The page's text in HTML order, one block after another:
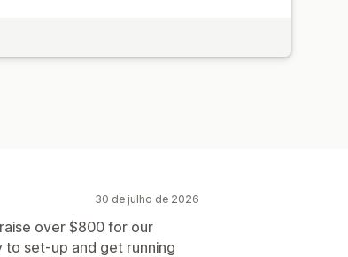
30 de julho de 2026
over $800 for our
set-up and get running